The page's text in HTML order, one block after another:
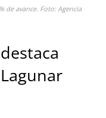
de avance. Foto: Agencia